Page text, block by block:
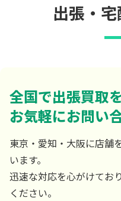
出張・
全国で出張買取
お気軽にお問い
東京・愛知・大阪に店舗
います。
迅速な対応を心がけてお
ください。